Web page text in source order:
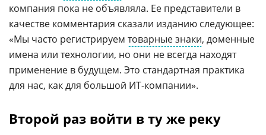
компания пока не объявляла. Ее представители в
качестве комментария сказали изданию следующее:
«Мы часто регистрируем товарные знаки, доменные
имена или технологии, но они не всегда находят
применение в будущем. Это стандартная практика
для нас, как для большой ИT-компании».
Второй раз войти в ту же реку